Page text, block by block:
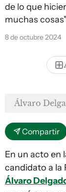
de lo que
muchas
8 de octubre 2024
Álvaro
Compartir
En un acto en
candidato a la
Álvaro